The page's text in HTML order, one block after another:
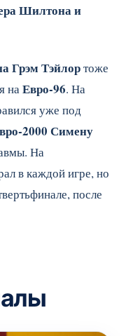
Шилтона и
Грэм Тэйлортоже
наЕвро-96. На
уже под
2000 Симену
На
в каждой игре, но
после